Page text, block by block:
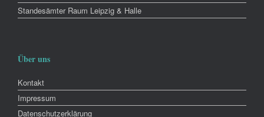
Standesämter Raum Leipzig & Halle
Über uns
Kontakt
Impressum
Datenschutzerklärung